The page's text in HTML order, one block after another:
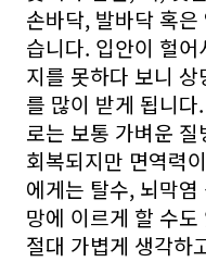
손바닥, 발바닥 혹
습니다. 입안이 헐
지를 못하다 보니
를 많이 받게 됩니
로는 보통 가벼운
회복되지만 면역력
에게는 탈수, 뇌막
망에 이르게 할 수
절대 가볍게 생각하